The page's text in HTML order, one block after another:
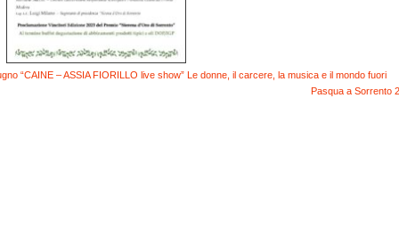
“CAINE – ASSIA FIORILLO live show” Le donne, il carcere, la musica e il mondo fuori
Pasqua a Sorrento